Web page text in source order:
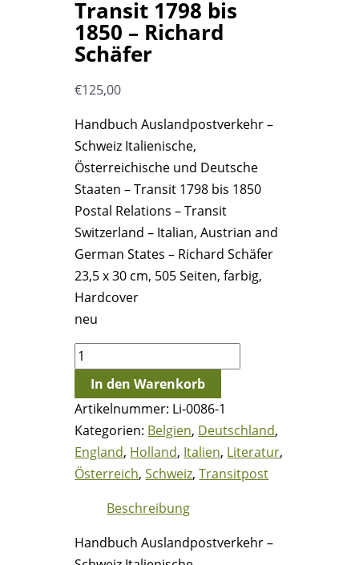
Transit 1798 bis
1850 – Richard
Schäfer
€125,00
Handbuch Auslandpostverkehr –
Schweiz Italienische,
Österreichische und Deutsche
Staaten – Transit 1798 bis 1850
Postal Relations – Transit
Switzerland – Italian, Austrian and
German States – Richard Schäfer
23,5 x 30 cm, 505 Seiten, farbig,
Hardcover
neu
Handbuch
Auslandpostverkehr
–
Schweiz
Italienische,
Österreichische
und
Deutsche
–
In den Warenkorb
Artikelnummer: Li-0086-1
Kategorien: Belgien, Deutschland,
England, Holland, Italien, Literatur,
Österreich,Schweiz,Transitpost
Beschreibung
Handbuch Auslandpostverkehr –